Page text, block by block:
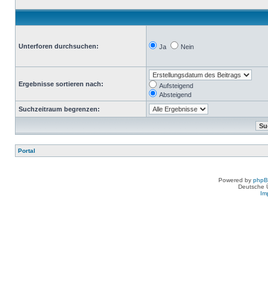
Unterforen durchsuchen: Ja Nein
Ergebnisse sortieren nach:
Aufsteigend
Absteigend
Suchzeitraum begrenzen:
Portal
Powered by
Deutsche